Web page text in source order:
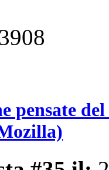
pensate